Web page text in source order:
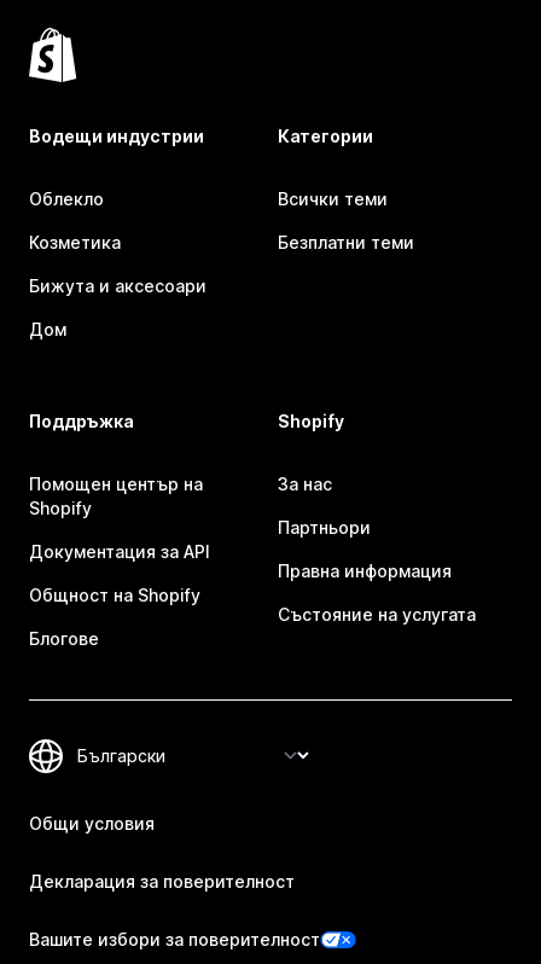
Водещи индустрии
Облекло
Козметика
Бижута и аксесоари
Дом
Категории
Всички теми
Безплатни теми
Поддръжка
Помощен център на
Shopify
Документация за API
Общност на Shopify
Блогове
Shopify
За нас
Партньори
Правна информация
Състояние на услугата
Общи условия
Декларация за поверителност
Вашите избори за поверителност